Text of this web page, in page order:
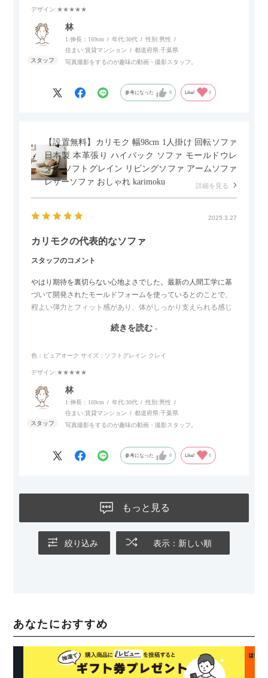
個人的にはコードレス＆充電式なので、コンセントの場所を気
にせず、好きな場所に置けるのが画期的に感じました。
デザイン:★★★★★
林
1:伸長：169cm 年代:30代 性別:男性
住まい:賃貸マンション 都道府県:千葉県
写真撮影をするのが趣味の動画・撮影スタッフ。
参考になった 0 Like! 0
【設置無料】カリモク 幅98cm 1人掛け 回転ソファ
日本製 本革張り ハイバック ソファ モールドウレ
タン ソフトグレイン リビングソファ アームソファ
レザーソファ おしゃれ karimoku
詳細を見る
2025.3.27
カリモクの代表的なソファ
スタッフのコメント
やはり期待を裏切らない心地よさでした。最新の人間工学に基
づいて開発されたモールドフォームを使っているとのことで、
程よい弾力とフィット感があり、体がしっかり支えられる感じ
リラックスタイムによさそうでした。回転タイプなので、個人
す。
続きを読む
色：ピュアオーク サイズ：ソフトグレイン クレイ
デザイン:★★★★★
林
1:伸長：169cm 年代:30代 性別:男性
住まい:賃貸マンション 都道府県:千葉県
写真撮影をするのが趣味の動画・撮影スタッフ。
参考になった 0 Like! 0
もっと見る
絞り込み 表示：新しい順
あなたにおすすめ